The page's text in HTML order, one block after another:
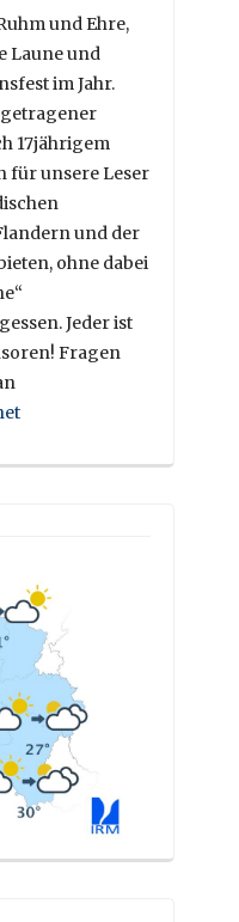
und Ehre,
Laune und
im Jahr.
17jährigem
für unsere Leser
und der
ohne dabei
Jeder ist
Fragen